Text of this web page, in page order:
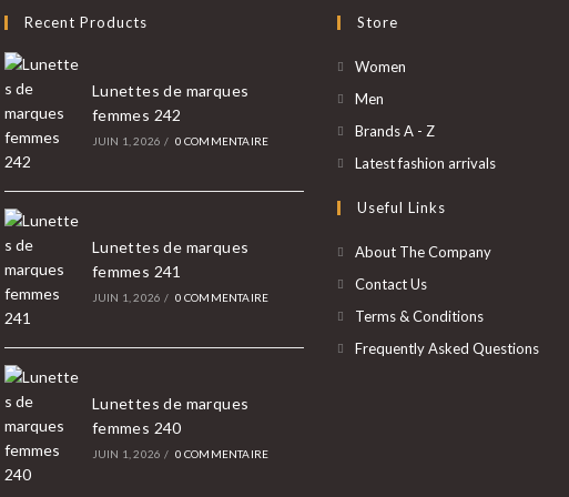
Recent Products
Lunettes de marques
femmes 242
JUIN 1, 2026 / 0 COMMENTAIRE
Lunettes de marques
femmes 241
JUIN 1, 2026 / 0 COMMENTAIRE
Lunettes de marques
femmes 240
JUIN 1, 2026 / 0 COMMENTAIRE
Store
Women
Men
Brands A - Z
Latest fashion arrivals
Useful Links
About The Company
Contact Us
Terms & Conditions
Frequently Asked Questions